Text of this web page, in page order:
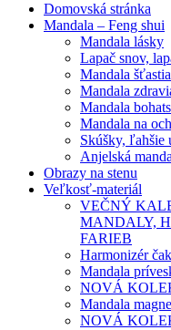
Domovská stránka
Mandala – Feng shui
Mandala lásky
Lapač snov,
Mandala šťastia
Mandala
Mandala
Mandala na
Skúšky, ľahšie
Anjelská
Obrazy na stenu
Veľkosť-materiál
VEČNÝ
MANDALY,
FARIEB
Harmonizér
Mandala
NOVÁ
Mandala
NOVÁ